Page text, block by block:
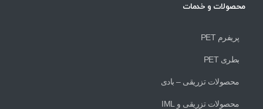
محصولات و خدمات
پریفرم PET
بطری PET
محصولات تزریقی – بادی
محصولات تزریقی و IML